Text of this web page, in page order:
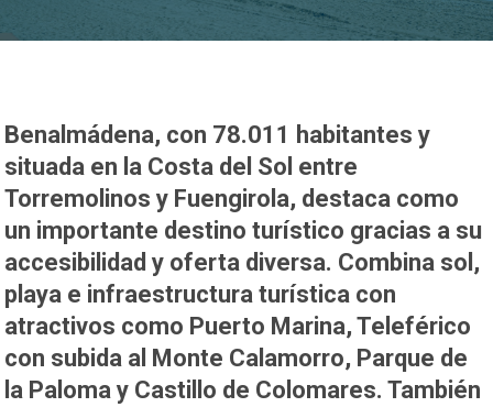
Benalmádena, con 78.011 habitantes y
situada en la Costa del Sol entre
Torremolinos y Fuengirola, destaca como
un importante destino turístico gracias a su
accesibilidad y oferta diversa. Combina sol,
playa e infraestructura turística con
atractivos como Puerto Marina, Teleférico
con subida al Monte Calamorro, Parque de
la Paloma y Castillo de Colomares. También